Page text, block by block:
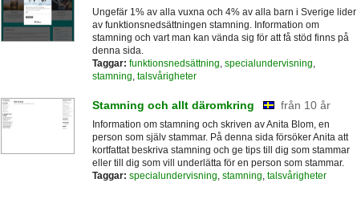
Ungefär 1% av alla vuxna och 4% av alla barn i Sverige lider
av funktionsnedsättningen stamning. Information om
stamning och vart man kan vända sig för att få stöd finns på
denna sida.
Taggar: funktionsnedsättning specialundervisning
stamning talsvårigheter
Stamning och allt däromkring från 10 år
Information om stamning och skriven av Anita Blom, en
person som själv stammar. På denna sida försöker Anita att
kortfattat beskriva stamning och ge tips till dig som stammar
eller till dig som vill underlätta för en person som stammar.
Taggar: specialundervisning, stamning, talsvårigheter